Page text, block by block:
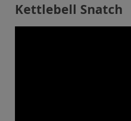
Kettlebell Snatch